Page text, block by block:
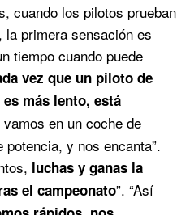
cuando los pilotos prueban
la primera sensación es
tiempo cuando puede
vez que un piloto de
más lento, está
vamos en un coche de
y nos encanta”.
luchas y ganas la
el campeonato”. “Así